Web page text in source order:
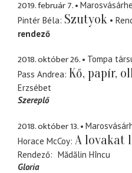
2019. február 7.
Pintér Béla Szutyok
rendező
2018. október 26.
Tompa
Pass Andrea Kő, papír,
Erzsébet
Szereplő
2018. október 13.
Horace McCoy A lovakat
Rendező
Mădălin Hîncu
Gloria